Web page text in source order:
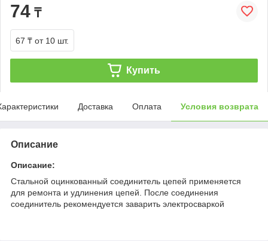
74 ₸
67 ₸ от 10 шт.
Купить
Доставка Оплата Условия возврата
Описание
Описание:
Стальной оцинкованный соединитель цепей применяется
для ремонта и удлинения цепей. После соединения
соединитель рекомендуется заварить электросваркой